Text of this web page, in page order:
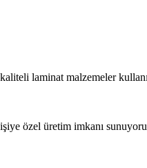
laminat malzemeler
özel üretim imkanı